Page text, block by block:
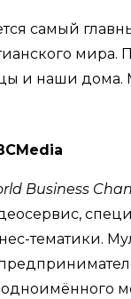
самый
мира.
и наши дома.
Business
тематики.
одноимённого